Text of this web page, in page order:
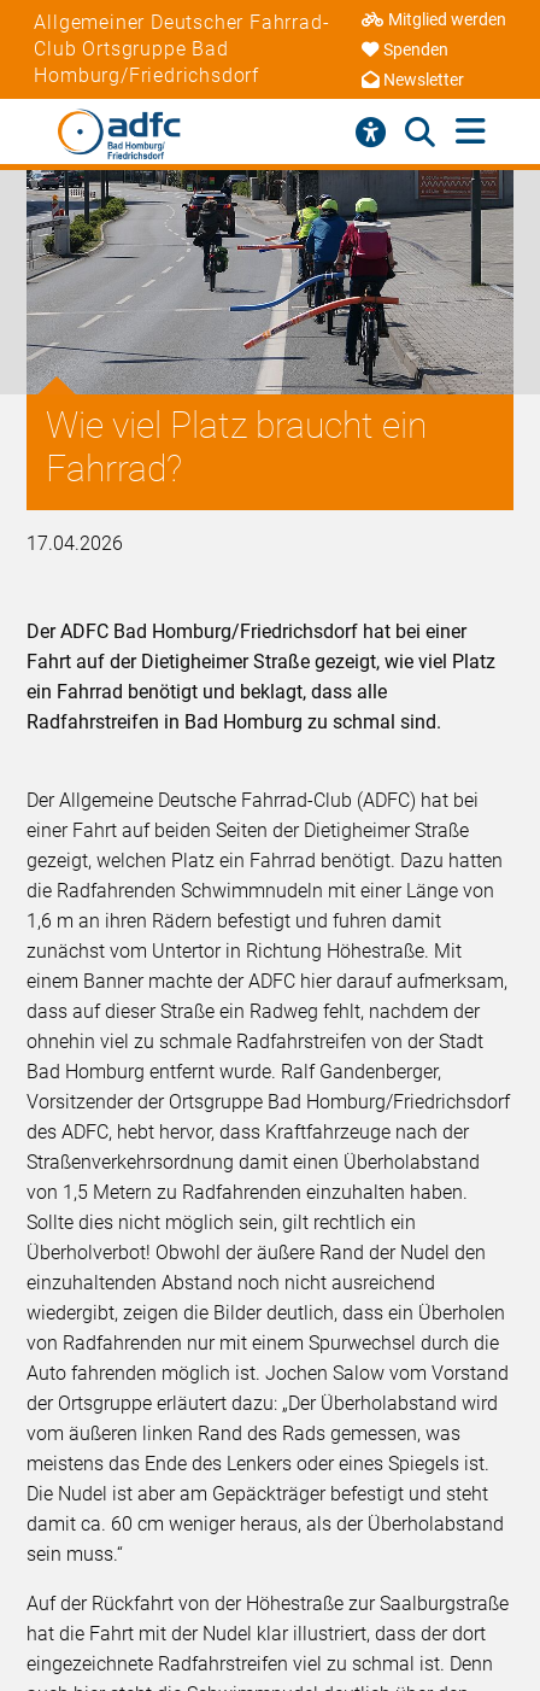
Allgemeiner Deutscher Fahrrad-
Club Ortsgruppe Bad
Homburg/Friedrichsdorf
Mitglied werden
Spenden
Newsletter
Wie viel Platz braucht ein
Fahrrad?
17.04.2026
Der ADFC Bad Homburg/Friedrichsdorf hat bei einer
Fahrt auf der Dietigheimer Straße gezeigt, wie viel Platz
ein Fahrrad benötigt und beklagt, dass alle
Radfahrstreifen in Bad Homburg zu schmal sind.
Der Allgemeine Deutsche Fahrrad-Club (ADFC) hat bei
einer Fahrt auf beiden Seiten der Dietigheimer Straße
gezeigt, welchen Platz ein Fahrrad benötigt. Dazu hatten
die Radfahrenden Schwimmnudeln mit einer Länge von
1,6 m an ihren Rädern befestigt und fuhren damit
zunächst vom Untertor in Richtung Höhestraße. Mit
einem Banner machte der ADFC hier darauf aufmerksam,
dass auf dieser Straße ein Radweg fehlt, nachdem der
ohnehin viel zu schmale Radfahrstreifen von der Stadt
Bad Homburg entfernt wurde. Ralf Gandenberger,
Vorsitzender der Ortsgruppe Bad Homburg/Friedrichsdorf
des ADFC, hebt hervor, dass Kraftfahrzeuge nach der
Straßenverkehrsordnung damit einen Überholabstand
von 1,5 Metern zu Radfahrenden einzuhalten haben.
Sollte dies nicht möglich sein, gilt rechtlich ein
Überholverbot! Obwohl der äußere Rand der Nudel den
einzuhaltenden Abstand noch nicht ausreichend
wiedergibt, zeigen die Bilder deutlich, dass ein Überholen
von Radfahrenden nur mit einem Spurwechsel durch die
Auto fahrenden möglich ist. Jochen Salow vom Vorstand
der Ortsgruppe erläutert dazu: „Der Überholabstand wird
vom äußeren linken Rand des Rads gemessen, was
meistens das Ende des Lenkers oder eines Spiegels ist.
Die Nudel ist aber am Gepäckträger befestigt und steht
damit ca. 60 cm weniger heraus, als der Überholabstand
sein muss.“
Auf der Rückfahrt von der Höhestraße zur Saalburgstraße
hat die Fahrt mit der Nudel klar illustriert, dass der dort
eingezeichnete Radfahrstreifen viel zu schmal ist. Denn